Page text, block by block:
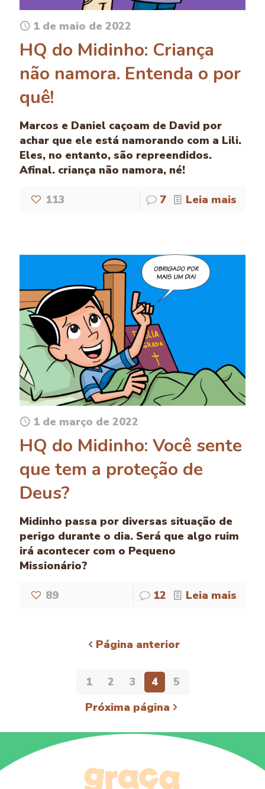
1 de maio de 2022
HQ do Midinho: Criança
não namora. Entenda o por
quê!
Marcos e Daniel caçoam de David por
achar que ele está namorando com a Lili.
Eles, no entanto, são repreendidos.
Afinal. criança não namora, né!
113 7 Leia mais
1 de março de 2022
HQ do Midinho: Você sente
que tem a proteção de
Deus?
Midinho passa por diversas situação de
perigo durante o dia. Será que algo ruim
irá acontecer com o Pequeno
Missionário?
89 12 Leia mais
Página anterior
1 2 3 4
5
Próxima página